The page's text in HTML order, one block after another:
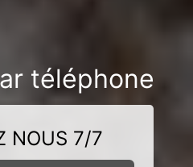
téléphone
NOUS 7/7